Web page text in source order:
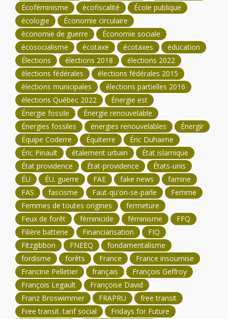
Écoféminisme
écofiscalité
École publique
écologie
Économie circulaire
économie de guerre
Économie sociale
écosocialisme
écotaxe écotaxes
éducation
Élections
élections 2018
élections 2022
élections fédérales
élections fédérales 2015
élections municipales
élections partielles 2016
élections Québec 2022
Énergie est
Énergie fossile
Énergie renouvelable
Énergies fossiles
énergies renouvelables
Énergir
Équipe Coderre
Équiterre
Éric Duhaime
Éric Pinault
étalement urbain
État islamique
État providence
État-providence
États-unis
ÉU
ÉU. guerre FAE fake news
famine
FAS
fascisme Faut-qu'on-se-parle
Femme
Femmes de toutes origines
fermeture
Feux de forêt
féminicide féminisme
FFQ
Filière batterie
Financiarisation
FIQ
Fitzgibbon
FNEEQ
fondamentalisme
fordisme
forêts France
France insoumise
Francine Pelletier
français
François Geffroy
François Legault
Françoise David
Franz Broswimmer
FRAPRU
free transit
Free transit. tarif social
Fridays for Future